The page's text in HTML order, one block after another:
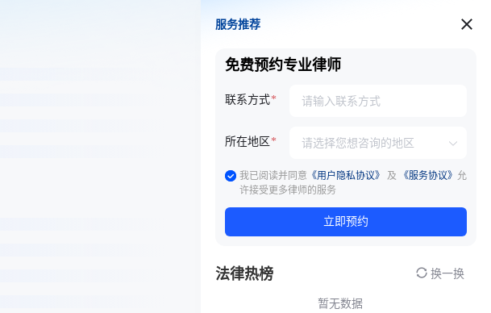
服务推荐
服务推荐
免费预约专业律师
联系方式
所在地区
我已阅读并同意 《用户隐私协议》 及 《服务协议》 允
许接受更多律师的服务
立即预约
法律热榜 换一换
暂无数据